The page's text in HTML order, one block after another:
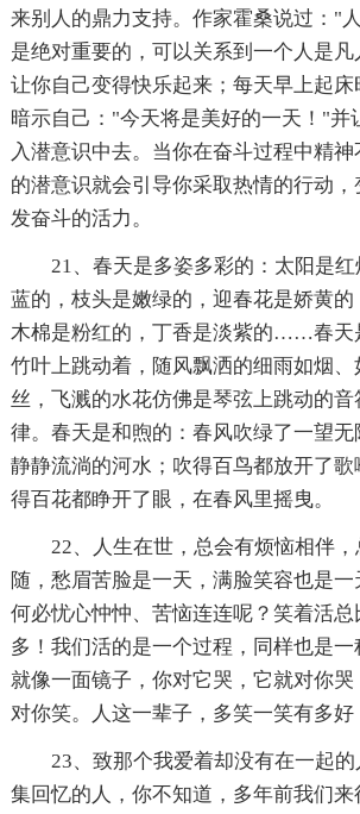
来别人的鼎力支持。作家霍桑说过："
是绝对重要的，可以关系到一个人是
让你自己变得快乐起来；每天早上起
暗示自己："今天将是美好的一天！"并
入潜意识中去。当你在奋斗过程中精
的潜意识就会引导你采取热情的行动
发奋斗的活力。
21、春天是多姿多彩的：太阳是
蓝的，枝头是嫩绿的，迎春花是娇黄的
木棉是粉红的，丁香是淡紫的……春天
竹叶上跳动着，随风飘洒的细雨如烟
丝，飞溅的水花仿佛是琴弦上跳动的
律。春天是和煦的：春风吹绿了一望无
静静流淌的河水；吹得百鸟都放开了
得百花都睁开了眼，在春风里摇曳。
22、人生在世，总会有烦恼相伴
随，愁眉苦脸是一天，满脸笑容也是一
何必忧心忡忡、苦恼连连呢？笑着活
多！我们活的是一个过程，同样也是
就像一面镜子，你对它哭，它就对你
对你笑。人这一辈子，多笑一笑有多好
23、致那个我爱着却没有在一起
集回忆的人，你不知道，多年前我们